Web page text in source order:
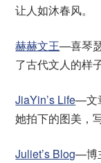
让人如沐春风。
赫赫文王—喜琴
了古代文人的样
JiaYin’s Life—文
她拍下的图美，
Juliet’s Blog—博